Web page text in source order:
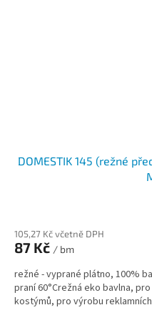
DOMESTIK 145 (režné
105,27 Kč včetně DPH
87 Kč / bm
režné - vyprané plátno, 100%
praní 60°Crežná eko bavlna,
kostýmů, pro výrobu